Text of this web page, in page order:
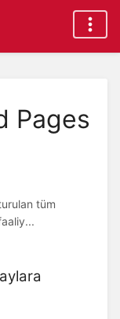
Pages
tüm